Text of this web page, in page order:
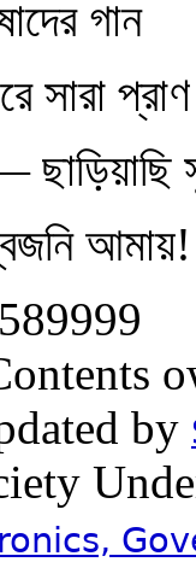
গান
সারা প্রাণ
আমায়!
by